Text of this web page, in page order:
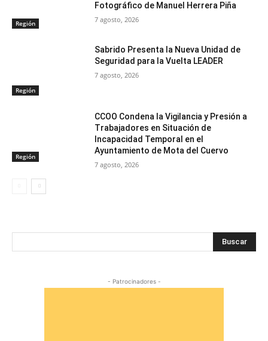
Región
Fotográfico de Manuel Herrera Piña
7 agosto, 2026
Región
Sabrido Presenta la Nueva Unidad de
Seguridad para la Vuelta LEADER
7 agosto, 2026
Región
CCOO Condena la Vigilancia y Presión a
Trabajadores en Situación de
Incapacidad Temporal en el
Ayuntamiento de Mota del Cuervo
7 agosto, 2026
Buscar
- Patrocinadores -